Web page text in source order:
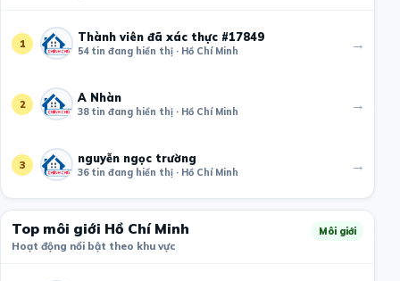
1 Thành viên đã xác thực #17849
54 tin đang hiển thị · Hồ Chí Minh →
2 A Nhàn
38 tin đang hiển thị · Hồ Chí Minh →
3 nguyễn ngọc trường
36 tin đang hiển thị · Hồ Chí Minh →
Top môi giới Hồ Chí Minh
Hoạt động nổi bật theo khu vực
Môi giới